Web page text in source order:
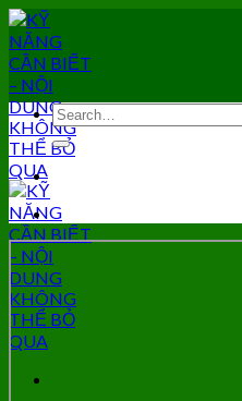
Skip
to
content